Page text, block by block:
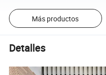
Más productos
Detalles